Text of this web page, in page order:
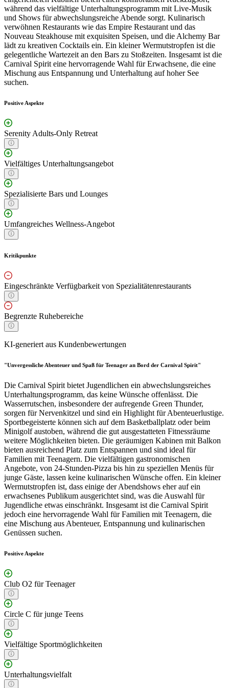
während das vielfältige Unterhaltungsprogramm mit Live-Musik
und Shows für abwechslungsreiche Abende sorgt. Kulinarisch
verwöhnen Restaurants wie das Empire Restaurant und das
Nouveau Steakhouse mit exquisiten Speisen, und die Alchemy Bar
lädt zu kreativen Cocktails ein. Ein kleiner Wermutstropfen ist die
gelegentliche Wartezeit an den Bars zu Stoßzeiten. Insgesamt ist die
Carnival Spirit eine hervorragende Wahl für Erwachsene, die eine
Mischung aus Entspannung und Unterhaltung auf hoher See
suchen.
Positive Aspekte
Serenity Adults-Only Retreat
Vielfältiges Unterhaltungsangebot
Spezialisierte Bars und Lounges
Umfangreiches Wellness-Angebot
Kritikpunkte
Eingeschränkte Verfügbarkeit von Spezialitätenrestaurants
Begrenzte Ruhebereiche
KI-generiert aus Kundenbewertungen
"Unvergessliche Abenteuer und Spaß für Teenager an Bord der Carnival Spirit"
Die Carnival Spirit bietet Jugendlichen ein abwechslungsreiches
Unterhaltungsprogramm, das keine Wünsche offenlässt. Die
Wasserrutschen, insbesondere der aufregende Green Thunder,
sorgen für Nervenkitzel und sind ein Highlight für Abenteuerlustige.
Sportbegeisterte können sich auf dem Basketballplatz oder beim
Minigolf austoben, während die gut ausgestatteten Fitnessräume
weitere Möglichkeiten bieten. Die geräumigen Kabinen mit Balkon
bieten ausreichend Platz zum Entspannen und sind ideal für
Familien mit Teenagern. Die vielfältigen gastronomischen
Angebote, von 24-Stunden-Pizza bis hin zu speziellen Menüs für
junge Gäste, lassen keine kulinarischen Wünsche offen. Ein kleiner
Wermutstropfen ist, dass einige der Abendshows eher auf ein
erwachsenes Publikum ausgerichtet sind, was die Auswahl für
Jugendliche etwas einschränkt. Insgesamt ist die Carnival Spirit
jedoch eine hervorragende Wahl für Familien mit Teenagern, die
eine Mischung aus Abenteuer, Entspannung und kulinarischen
Genüssen suchen.
Positive Aspekte
Club O2 für Teenager
Circle C für junge Teens
Vielfältige Sportmöglichkeiten
Unterhaltungsvielfalt